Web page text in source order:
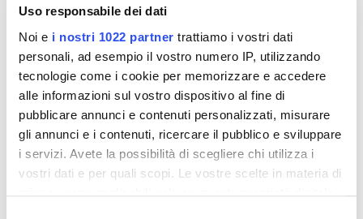
Uso responsabile dei dati
Noi e i nostri 1022 partner trattiamo i vostri dati
personali, ad esempio il vostro numero IP, utilizzando
tecnologie come i cookie per memorizzare e accedere
alle informazioni sul vostro dispositivo al fine di
pubblicare annunci e contenuti personalizzati, misurare
gli annunci e i contenuti, ricercare il pubblico e sviluppare
i servizi. Avete la possibilità di scegliere chi utilizza i
vostri dati e per quali scopi. Le vostre scelte in materia di
Integratori per dimagrire Integratori per dimagrire